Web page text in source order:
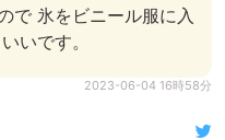
で 氷をビニール服に入
いです。
2023-06-04 16時58分